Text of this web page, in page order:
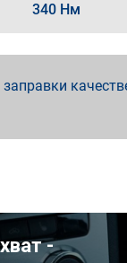
340 Нм
-